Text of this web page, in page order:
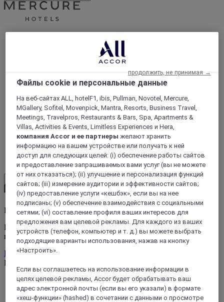
Пномпень
Load More See more items
Получайте наши эксклюзивные предложения
Подпишитесь на нашу рассылку, чтобы получать актуальные
предложения
Подписаться
Нужна помощь?
Мои бронирования
Часто задаваемые вопросы
Файлы cookie и персональные данные
На веб-сайтах ALL, hotelF1, ibis, Pullman, Novotel, Mercure,
MGallery, Sofitel, Movenpick, Mantra, Resorts, Business Travel,
Meetings, Travelpros, Restaurants & Bars, Spa, Apartments &
Villas, Activities & Events, Limitless Experiences и Hera,
компания Accor и ее партнеры желают хранить
информацию на вашем устройстве или получать к ней
доступ для следующих целей: (i) обеспечение работы сайтов
и предоставление запрашиваемых вами услуг (вы не можете
от них отказаться); (ii) улучшение и персонализация функций
сайтов; (iii) измерение аудитории и эффективности сайтов;
(iv) предоставление услуги «кешбэк», если вы на нее
подписаны; (v) обеспечение взаимодействия с социальными
сетями; (vi) составление профиля ваших интересов для
предложения вам целевой рекламы. Для каждого из ваших
устройств (телефон, компьютер и т. д.) вы можете выбрать
подходящие варианты использования, нажав на кнопку
«Настроить».
Если вы соглашаетесь на использование информации в
целях целевой рекламы, Accor будет обрабатывать ваш
адрес электронной почты (если вы его указали) в формате
«хеш-функции» (hashed) в сочетании с данными о просмотре
продолжить, не принимая →